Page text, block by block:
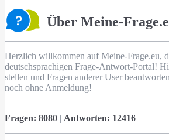
Über Meine-
Herzlich willkommen auf Meine-Frage.eu,
deutschsprachigen Frage-Antwort-Portal!
stellen und Fragen anderer User
noch ohne Anmeldung!
Fragen: 8080 | Antworten: 12416